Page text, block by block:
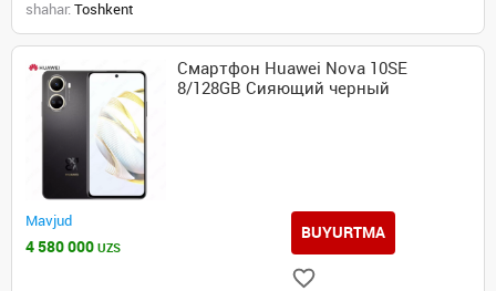
shahar: Toshkent
Смартфон Huawei Nova 10SE
8/128GB Сияющий черный
Mavjud
4 580 000 UZS
BUYURTMA